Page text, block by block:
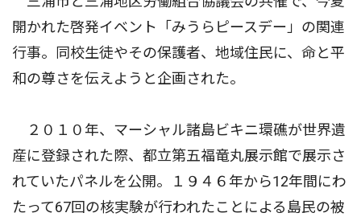
開かれた啓発イベント「みうらピースデー」の関連
行事。同校生徒やその保護者、地域住民に、命と平
和の尊さを伝えようと企画された。
２０１０年、マーシャル諸島ビキニ環礁が世界遺
産に登録された際、都立第五福竜丸展示館で展示さ
れていたパネルを公開。１９４６年から12年間にわ
たって67回の核実験が行われたことによる島民の被